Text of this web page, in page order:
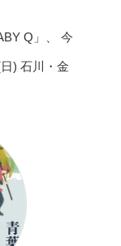
Q」、 今
) 石川・金